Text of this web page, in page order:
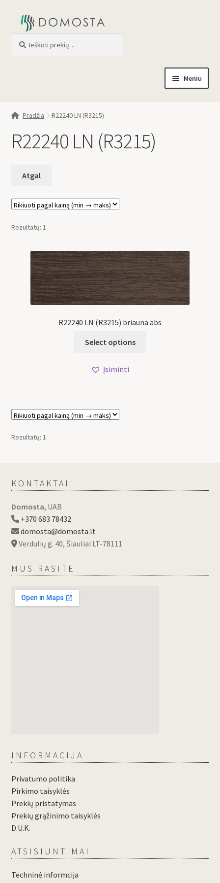
Meniu
Profilis
Pradžia R22240 LN (R3215)
R22240 LN (R3215)
Rezultatų: 1
R22240 LN (R3215) briauna abs
Select options
Įsiminti
Rezultatų: 1
KONTAKTAI
Domosta, UAB
+370 683 78432
domosta@domosta.lt
Verdulių g. 40, Šiauliai LT-78111
MUS RASITE
INFORMACIJA
Privatumo politika
Pirkimo taisyklės
Prekių pristatymas
Prekių grąžinimo taisyklės
D.U.K.
ATSISIUNTIMAI
Techninė informcija